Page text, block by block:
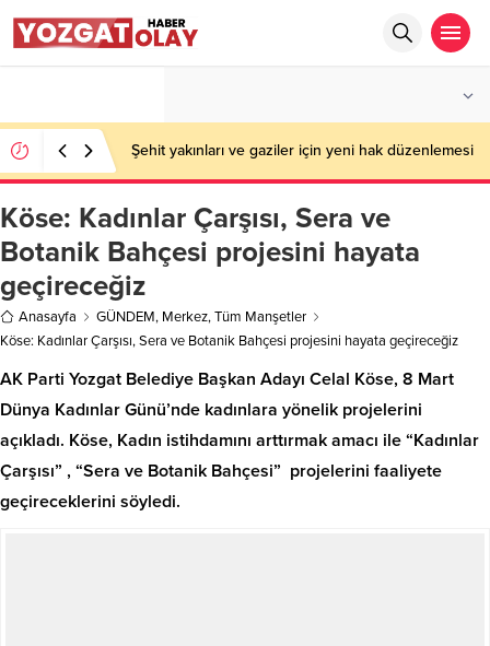
Şehit yakınları ve gaziler için yeni hak düzenlemesi
Köse: Kadınlar Çarşısı, Sera ve
Botanik Bahçesi projesini hayata
geçireceğiz
Anasayfa GÜNDEM, Merkez,Tüm Manşetler
Köse: Kadınlar Çarşısı, Sera ve Botanik Bahçesi projesini hayata geçireceğiz
AK Parti Yozgat Belediye Başkan Adayı Celal Köse, 8 Mart
Dünya Kadınlar Günü’nde kadınlara yönelik projelerini
açıkladı. Köse, Kadın istihdamını arttırmak amacı ile “Kadınlar
Çarşısı” , “Sera ve Botanik Bahçesi” projelerini faaliyete
geçireceklerini söyledi.